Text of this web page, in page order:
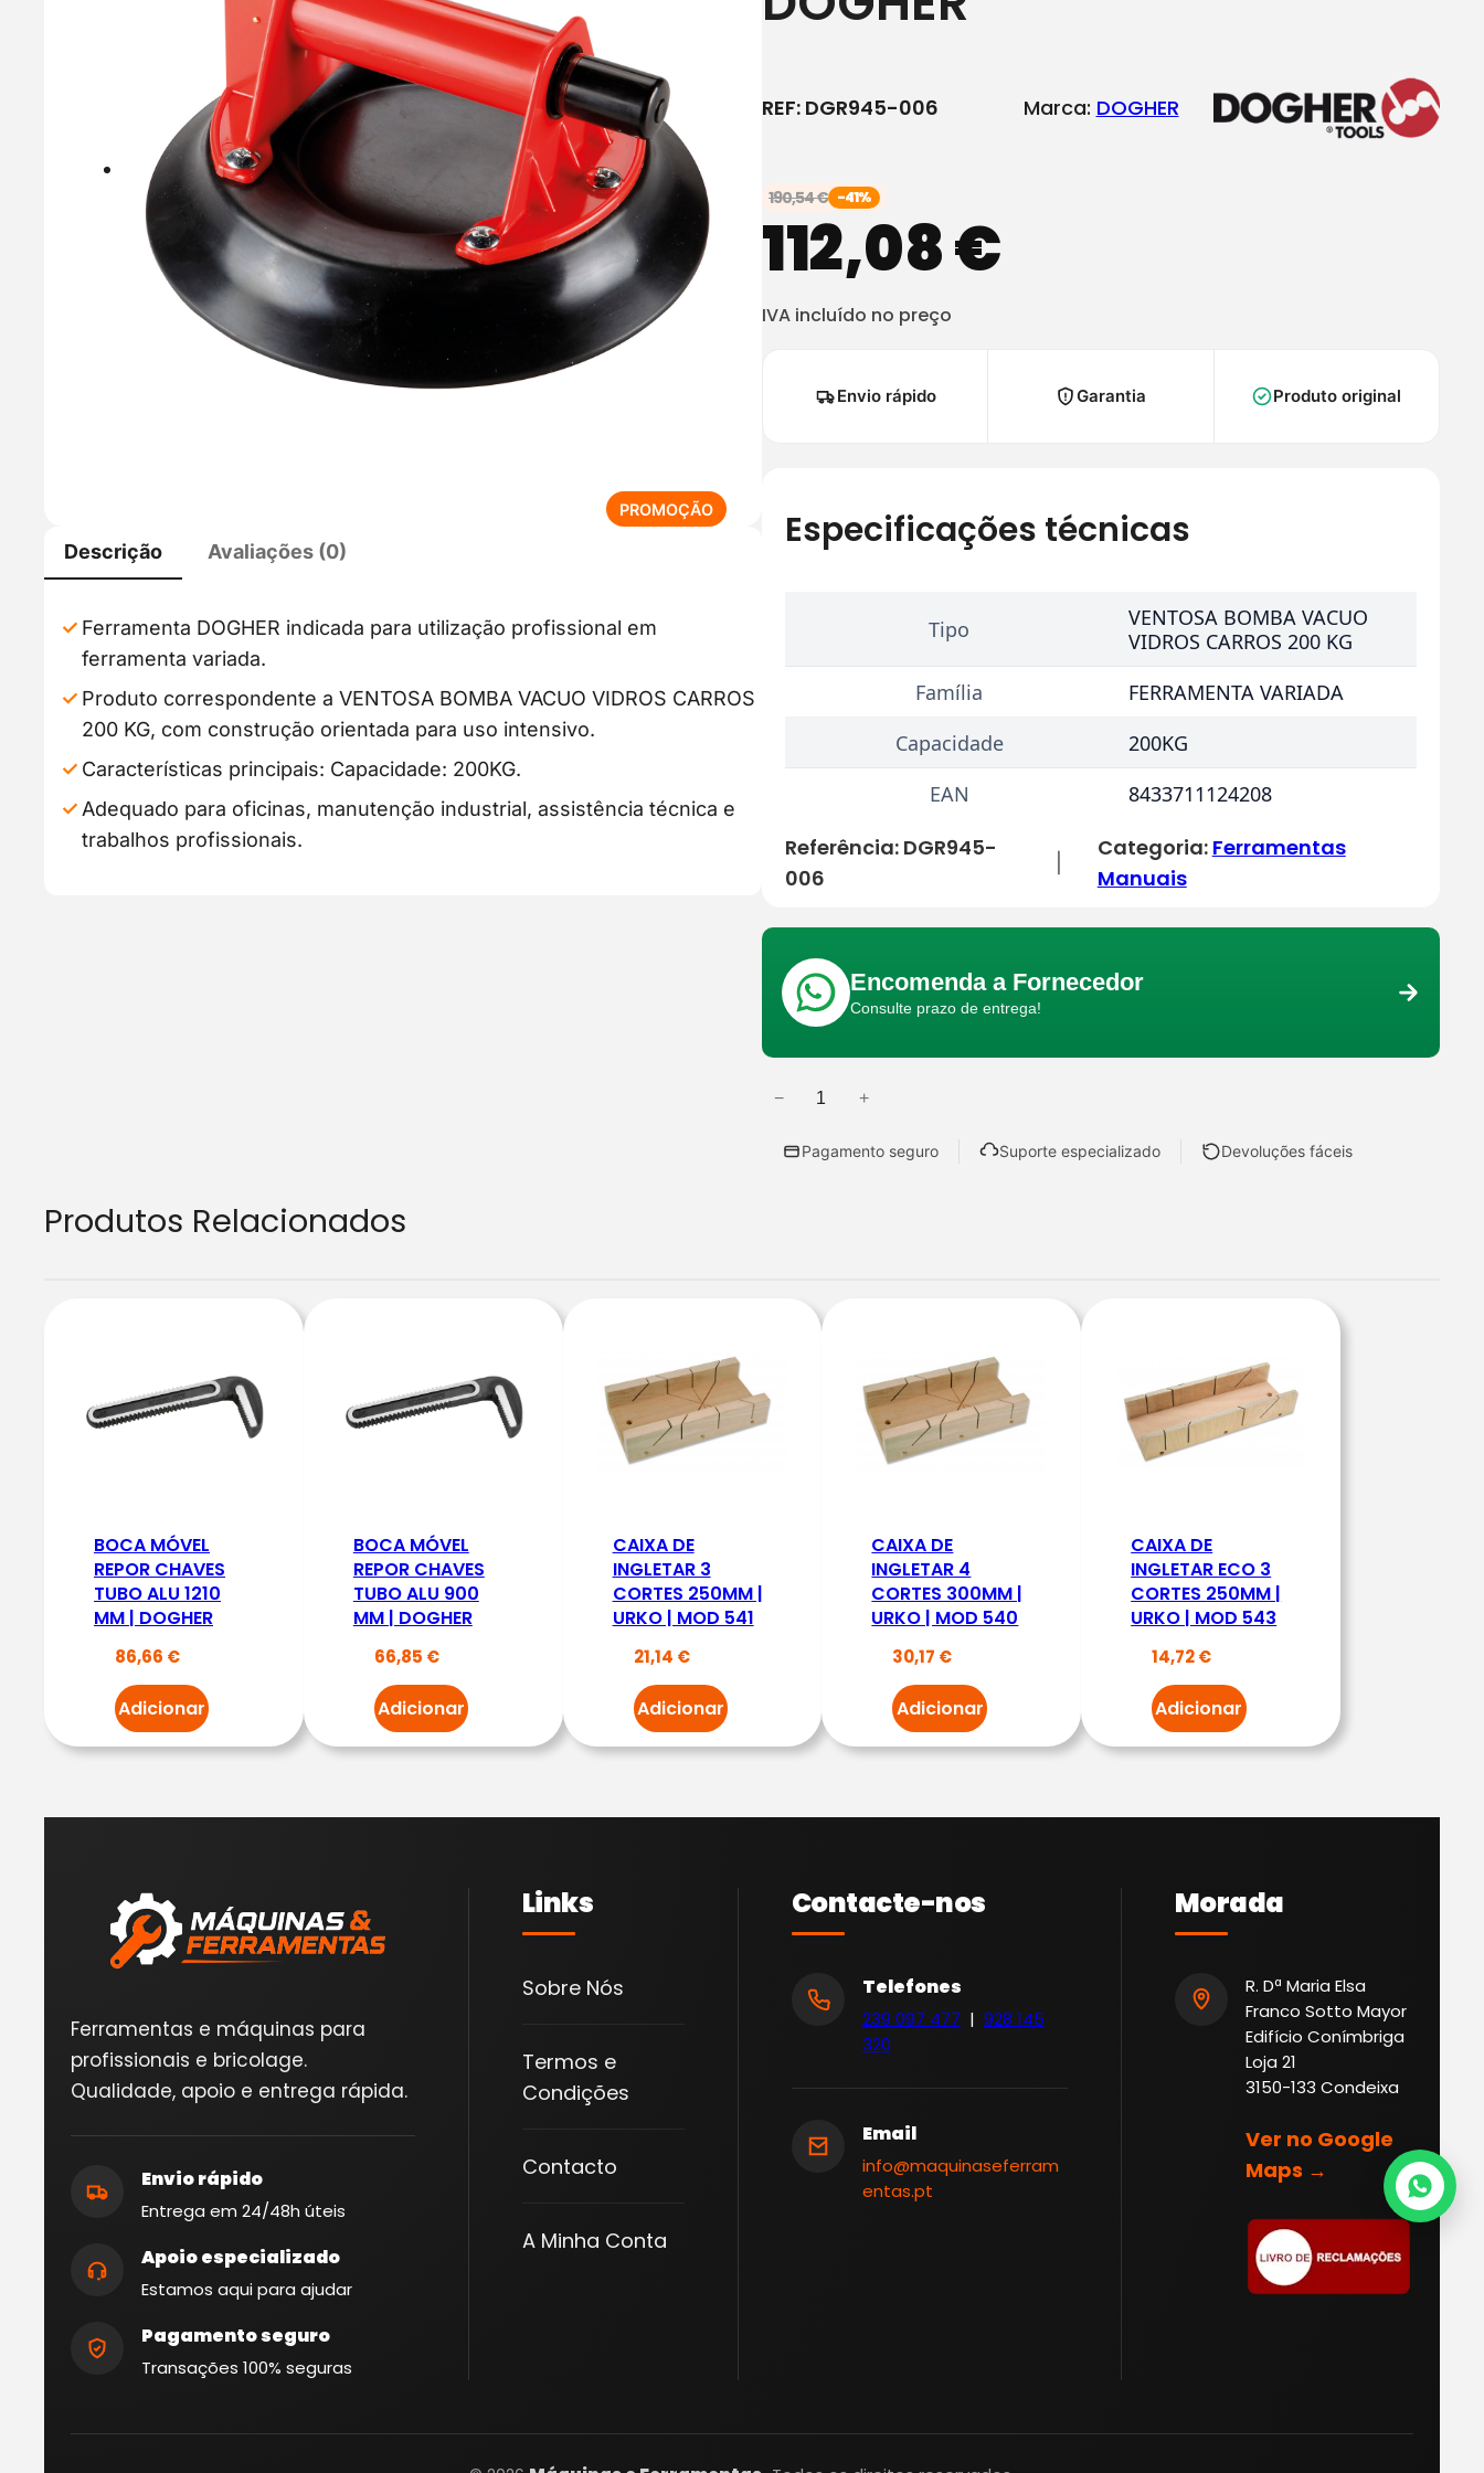
PROMOÇÃOP
M
M
Descrição Avaliações (0)
Ferramenta DOGHER indicada para utilização profissional em
ferramenta variada.
Produto correspondente a VENTOSA BOMBA VACUO VIDROS CARROS
200 KG, com construção orientada para uso intensivo.
Características principais: Capacidade: 200KG.
Adequado para oficinas, manutenção industrial, assistência técnica e
trabalhos profissionais.
REF: DGR945-006 Marca: DOGHER
190,54€ -41%
112,08€
IVA incluído no preço
Envio rápido Garantia Produto original
Especificações técnicas
Tipo
VENTOSA BOMBA VACUO
VIDROS CARROS 200 KG
Família
FERRAMENTA VARIADA
Capacidade
200KG
EAN
8433711124208
Referência: DGR945-
006
Categoria: Ferramentas
Manuais
Encomenda a Fornecedor
Consulte prazo de entrega!
Q
d
M
A
0
− +
Pagamento seguro Suporte especializado Devoluções fáceis
Produtos Relacionados
BOCA MÓVEL
REPOR CHAVES
TUBO ALU 1210
MM | DOGHER
86,66 €
Adicionar
BOCA MÓVEL
REPOR CHAVES
TUBO ALU 900
MM | DOGHER
66,85 €
Adicionar
CAIXA DE
INGLETAR 3
CORTES 250MM |
URKO | MOD 541
21,14 €
Adicionar
CAIXA DE
INGLETAR 4
CORTES 300MM |
URKO | MOD 540
30,17 €
Adicionar
CAIXA DE
INGLETAR ECO 3
CORTES 250MM |
URKO | MOD 543
14,72€
Adicionar
Ferramentas e máquinas para
profissionais e bricolage.
Qualidade, apoio e entrega rápida.
Envio rápido
Entrega em 24/48h úteis
Apoio especializado
Estamos aqui para ajudar
Pagamento seguro
Transações 100% seguras
Links
Sobre Nós
Termos e
Condições
Contacto
A Minha Conta
Contacte-nos
Telefones
239 097 477 | 928 145
320
Email
info@maquinaseferram
entas.pt
Morada
R. Dª Maria Elsa
Franco Sotto Mayor
Edifício Conímbriga
Loja 21
3150-133 Condeixa
Ver no Google
Maps →